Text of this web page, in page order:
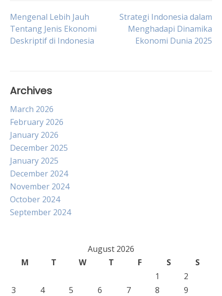
Post
navigation
Mengenal Lebih Jauh
Tentang Jenis Ekonomi
Deskriptif di Indonesia
Strategi Indonesia dalam
Menghadapi Dinamika
Ekonomi Dunia 2025
Archives
March 2026
February 2026
January 2026
December 2025
January 2025
December 2024
November 2024
October 2024
September 2024
August 2026
M
T W T F S
S
1
2
3
4 5 6 7 8
9